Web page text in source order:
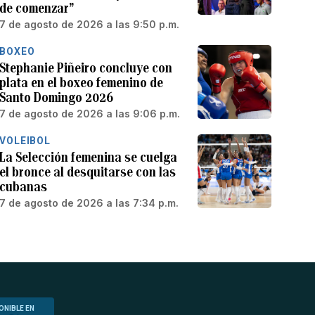
de comenzar”
7 de agosto de 2026 a las 9:50 p.m.
BOXEO
Stephanie Piñeiro concluye con
plata en el boxeo femenino de
Santo Domingo 2026
7 de agosto de 2026 a las 9:06 p.m.
VOLEIBOL
La Selección femenina se cuelga
el bronce al desquitarse con las
cubanas
7 de agosto de 2026 a las 7:34 p.m.
EN